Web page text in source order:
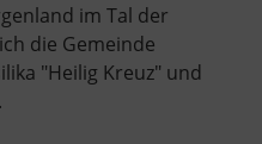
im Tal der
die Gemeinde
"Heilig Kreuz" und